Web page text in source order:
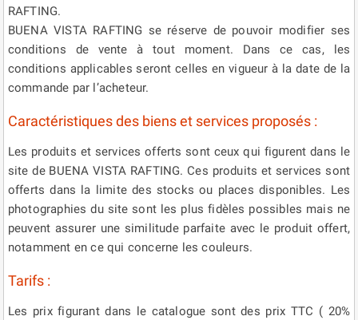
RAFTING.
BUENA VISTA RAFTING se réserve de pouvoir modifier ses
conditions de vente à tout moment. Dans ce cas, les
conditions applicables seront celles en vigueur à la date de la
commande par l’acheteur.
Caractéristiques des biens et services proposés :
Les produits et services offerts sont ceux qui figurent dans le
site de BUENA VISTA RAFTING. Ces produits et services sont
offerts dans la limite des stocks ou places disponibles. Les
photographies du site sont les plus fidèles possibles mais ne
peuvent assurer une similitude parfaite avec le produit offert,
notamment en ce qui concerne les couleurs.
Tarifs :
Les prix figurant dans le catalogue sont des prix TTC ( 20%